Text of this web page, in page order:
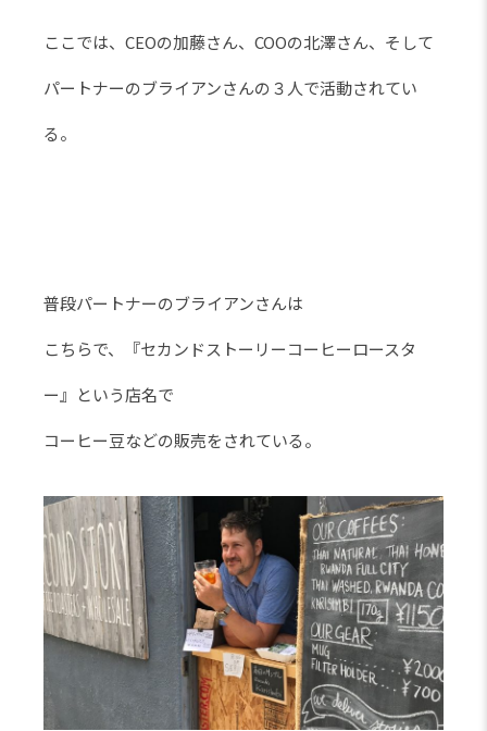
ここでは、CEOの加藤さん、COOの北澤さん、そして
パートナーのブライアンさんの３人で活動されてい
る。
普段パートナーのブライアンさんは
こちらで、『セカンドストーリーコーヒーロースタ
ー』という店名で
コーヒー豆などの販売をされている。